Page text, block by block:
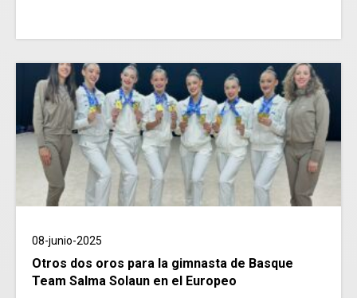
08-junio-2025
Otros dos oros para la gimnasta de Basque
Team Salma Solaun en el Europeo